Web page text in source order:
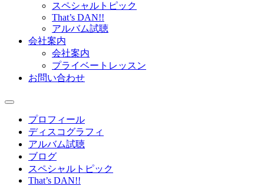
スペシャルトピック
That’s DAN!!
アルバム試聴
会社案内
会社案内
プライベートレッスン
お問い合わせ
プロフィール
ディスコグラフィ
アルバム試聴
ブログ
スペシャルトピック
That’s DAN!!